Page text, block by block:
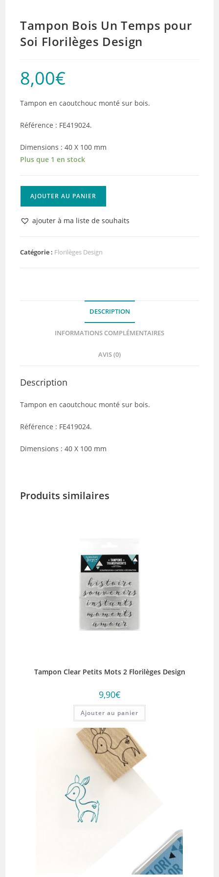
Tampon Bois Un Temps pour
Soi Florilèges Design
8,00€
Tampon en caoutchouc monté sur bois.
Référence : FE419024.
Dimensions : 40 X 100 mm
Plus que 1 en stock
Tampon
Temps
AJOUTER AU PANIER
ajouter à ma liste de souhaits
Catégorie : Florilèges Design
DESCRIPTION
INFORMATIONS COMPLÉMENTAIRES
AVIS (0)
Description
Tampon en caoutchouc monté sur bois.
Référence : FE419024.
Dimensions : 40 X 100 mm
Produits similaires
Tampon Clear Petits Mots 2 Florilèges Design
9,90€
Ajouter au panier